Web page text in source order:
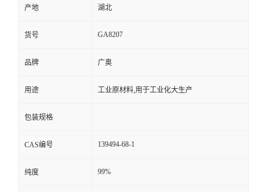
产地 湖北
货号 GA8207
品牌 广奥
用途 工业原材料,用于工业化大生产
包装规格
CAS编号 139494-68-1
纯度 99%